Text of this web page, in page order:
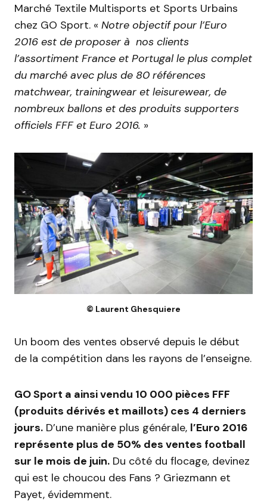
Marché Textile Multisports et Sports Urbains
chez GO Sport. « Notre objectif pour l’Euro
2016 est de proposer à nos clients
l’assortiment France et Portugal le plus complet
du marché avec plus de 80 références
matchwear, trainingwear et leisurewear, de
nombreux ballons et des produits supporters
officiels FFF et Euro 2016. »
© Laurent Ghesquiere
Un boom des ventes observé depuis le début
de la compétition dans les rayons de l’enseigne.
GO Sport a ainsi vendu 10 000 pièces FFF
(produits dérivés et maillots) ces 4 derniers
jours. D’une manière plus générale, l’Euro 2016
représente plus de 50% des ventes football
sur le mois de juin. Du côté du flocage, devinez
qui est le choucou des Fans ? Griezmann et
Payet, évidemment.